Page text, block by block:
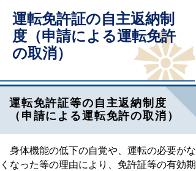
運転免許証の自主返納制
度（申請による運転免許
の取消）
運転免許証等の自主返納制度
（申請による運転免許の取消）
身体機能の低下の自覚や、運転の必要がな
くなった等の理由により、免許証等の有効期